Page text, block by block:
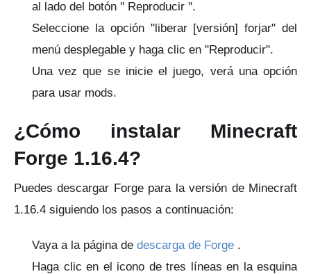
al lado del botón '' Reproducir ''.
Seleccione la opción "liberar [versión] forjar" del
menú desplegable y haga clic en "Reproducir".
Una vez que se inicie el juego, verá una opción
para usar mods.
¿Cómo instalar Minecraft
Forge 1.16.4?
Puedes descargar Forge para la versión de Minecraft
1.16.4 siguiendo los pasos a continuación:
Vaya a la página de descarga de Forge .
Haga clic en el icono de tres líneas en la esquina